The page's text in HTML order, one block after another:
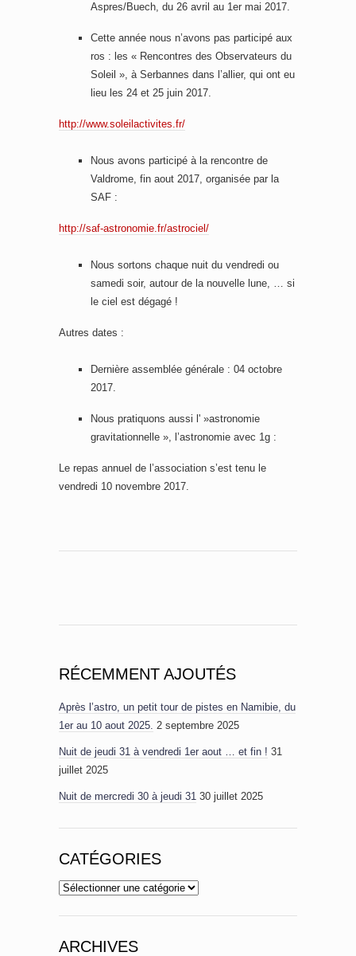
Aspres/Buech, du 26 avril au 1er mai 2017.
Cette année nous n’avons pas participé aux
ros : les « Rencontres des Observateurs du
Soleil », à Serbannes dans l’allier, qui ont eu
lieu les 24 et 25 juin 2017.
http://www.soleilactivites.fr/
Nous avons participé à la rencontre de
Valdrome, fin aout 2017, organisée par la
SAF :
http://saf-astronomie.fr/astrociel/
Nous sortons chaque nuit du vendredi ou
samedi soir, autour de la nouvelle lune, … si
le ciel est dégagé !
Autres dates :
Dernière assemblée générale : 04 octobre
2017.
Nous pratiquons aussi l' »astronomie
gravitationnelle », l’astronomie avec 1g :
Le repas annuel de l’association s’est tenu le
vendredi 10 novembre 2017.
RÉCEMMENT AJOUTÉS
Après l’astro, un petit tour de pistes en Namibie, du
1er au 10 aout 2025. 2 septembre 2025
Nuit de jeudi 31 à vendredi 1er aout … et fin ! 31
juillet 2025
Nuit de mercredi 30 à jeudi 31 30 juillet 2025
CATÉGORIES
Catégories
ARCHIVES